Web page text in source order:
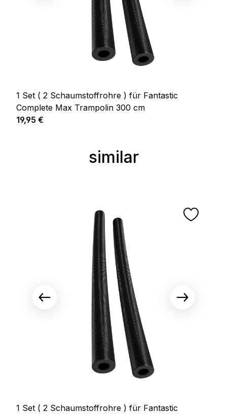
1 Set ( 2 Schaumstoffrohre ) für Fantastic
Complete Max Trampolin 300 cm
Prix régulier :
19,95 €
Ignorer la galerie de produits
similar
1 Set ( 2 Schaumstoffrohre ) für Fantastic